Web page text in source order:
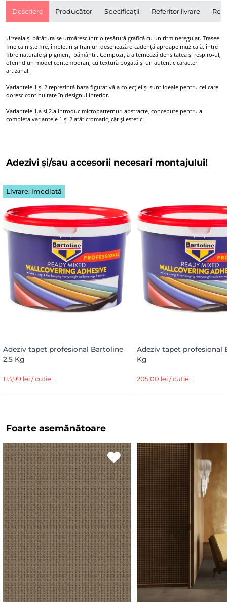
Descriere Producător Specificații Referitor livrare
Urzeala și bătătura se urmăresc într-o țesătură grafică cu un ritm neregulat. Trasee
fine ca niște fire, împletiri și franjuri desenează o cadență aproape muzicală, între
fibre naturale și pigmenți pământii. Compoziția alternează densitatea și respiro-ul,
oferind un model contemporan, cu textură bogată și un autentic caracter
artizanal.
Variantele 1 și 2 reprezintă baza figurativă a colecției și sunt ideale pentru cei care
doresc continuitate în designul interior.
Variantele 1.a si 2.a introduc micropatternuri abstracte, concepute pentru a
completa variantele 1 și 2 atât cromatic, cât și estetic.
Adezivi și/sau accesorii necesari montajului!
Livrare: imediată
Adeziv tapet profesional Bartoline
2.5 Kg
113,99 lei / cutie
Adeziv tapet profesional
Kg
205,00 lei / cutie
Foarte asemănătoare